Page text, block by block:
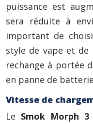
puissance est
sera réduite à
important de
style de vape et de
rechange à portée
en panne de
Vitesse de
Le Smok Morph 3